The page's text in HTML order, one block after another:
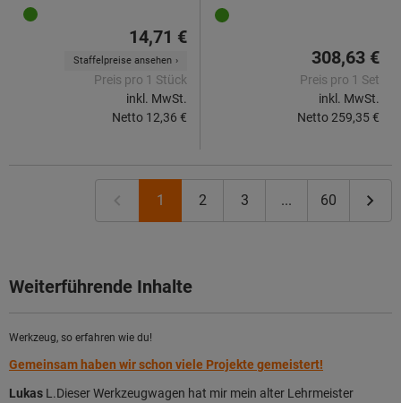
14,71 €
Staffelpreise ansehen
Preis pro 1 Stück
inkl. MwSt.
Netto 12,36 €
308,63 €
Preis pro 1 Set
inkl. MwSt.
Netto259,35 €
1 2 3 ... 60
Weiterführende Inhalte
Werkzeug, so erfahren wie du!
Gemeinsam haben wir schon viele Projekte gemeistert!
Lukas L.Dieser Werkzeugwagen hat mir mein alter Lehrmeister